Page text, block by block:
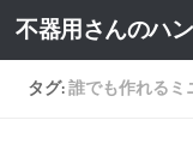
不器用さんのハ
タグ:誰でも作れるミ